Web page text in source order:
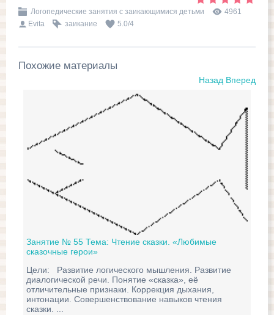
Логопедические занятия с заикающимися детьми
4961
Evita
заикание 5.0/4
Похожие материалы
Назад Вперед
Занятие № 55 Тема: Чтение сказки. «Любимые
сказочные герои»
Цели: Развитие логического мышления. Развитие
диалогической речи. Понятие «сказка», её
отличительные признаки. Коррекция дыхания,
интонации. Совершенствование навыков чтения
сказки. ...